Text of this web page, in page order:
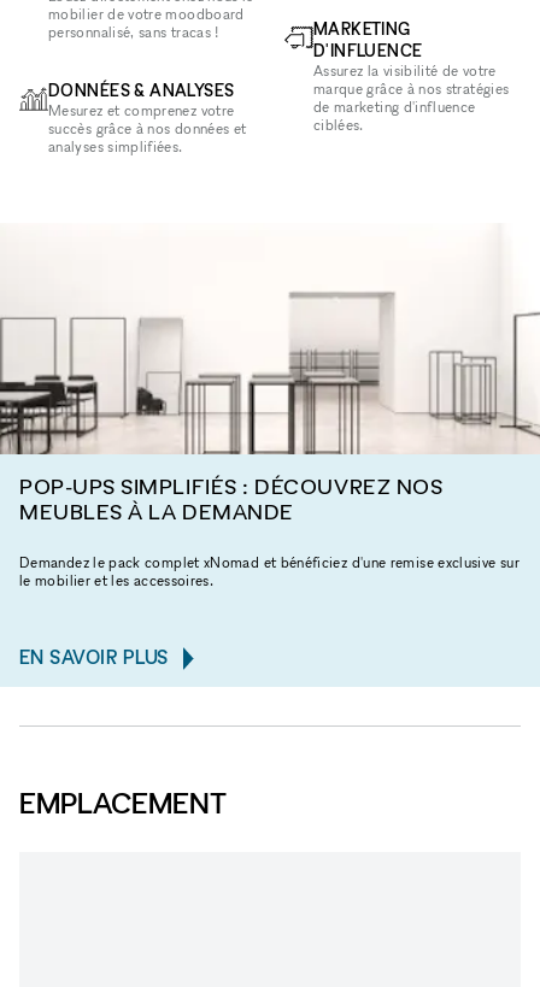
mobilier de votre moodboard
personnalisé, sans tracas !
DONNÉES & ANALYSES
Mesurez et comprenez votre
succès grâce à nos données et
analyses simplifiées.
MARKETING
D'INFLUENCE
Assurez la visibilité de votre
marque grâce à nos stratégies
de marketing d'influence
ciblées.
POP-UPS SIMPLIFIÉS : DÉCOUVREZ NOS
MEUBLES À LA DEMANDE
Demandez le pack complet xNomad et bénéficiez d'une remise exclusive sur
le mobilier et les accessoires.
EN SAVOIR PLUS
EMPLACEMENT